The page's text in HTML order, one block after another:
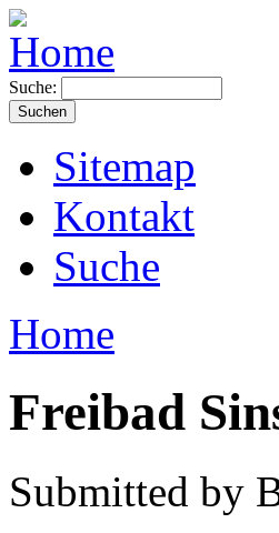
Suche:
Sitemap
Kontakt
Suche
Home
Freibad
Submitted by